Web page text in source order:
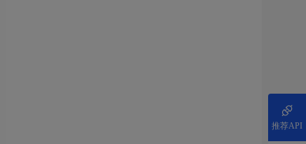
推荐API